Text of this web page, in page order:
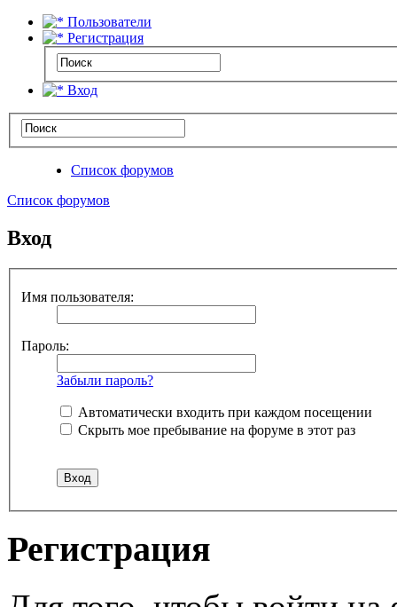
Пользователи
Регистрация
Вход
Список форумов
Список форумов
Вход
Имя пользователя:
Пароль:
Забыли пароль?
Автоматически входить при каждом посещении
Скрыть мое пребывание на форуме в этот раз
Регистрация